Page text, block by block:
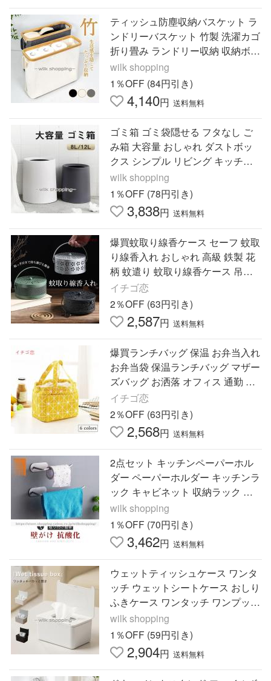
ティッシュ防塵収納バスケット ラ
ンドリーバスケット 竹製 洗濯カゴ
折り畳み ランドリー収納 収納ボッ
クス おしゃれ スリム コンパクト
シンプル 新生活
wilk shopping
1％OFF (84円引き)
4,140円 送料無料
ゴミ箱 ゴミ袋隠せる フタなし ご
み箱 大容量 おしゃれ ダストボッ
クス シンプル リビング キッチン
洗面所 オフィス 収納取りやすい
寝室 トイレ
wilk shopping
1％OFF (78円引き)
3,838円 送料無料
爆買蚊取り線香ケース セーフ 蚊取
り線香入れ おしゃれ 高級 鉄製 花
柄 蚊遣り 蚊取り線香ケース 吊り
下げ 虫除け 便利持ち 手付 室内
イチゴ恋
2％OFF (63円引き)
2,587円 送料無料
爆買ランチバッグ 保温 お弁当入れ
お弁当袋 保温ランチバッグ マザー
ズバッグ お洒落 オフィス 通勤 通
学 ピクニック 巾着袋 断熱 お花見
イチゴ恋
2％OFF (63円引き)
2,568円 送料無料
2点セット キッチンペーパーホル
ダー ペーパーホルダー キッチンラ
ック キャビネット 収納ラック テ
ィッシュホルダー キッチングッズ
台所 戸棚 収納 工具不要
wilk shopping
1％OFF (70円引き)
3,462円 送料無料
ウェットティッシュケース ワンタ
ッチ ウェットシートケース おしり
ふきケース ワンタッチ ワンプッシ
ュふた付きパッキン付きおしり拭
きトイレシート除菌シート
wilk shopping
1％OFF (59円引き)
2,904円 送料無料